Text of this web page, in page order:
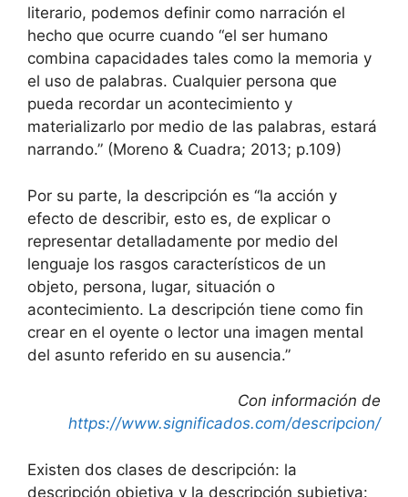
literario, podemos definir como narración el
hecho que ocurre cuando “el ser humano
combina capacidades tales como la memoria y
el uso de palabras. Cualquier persona que
pueda recordar un acontecimiento y
materializarlo por medio de las palabras, estará
narrando.” (Moreno & Cuadra; 2013; p.109)
Por su parte, la descripción es “la acción y
efecto de describir, esto es, de explicar o
representar detalladamente por medio del
lenguaje los rasgos característicos de un
objeto, persona, lugar, situación o
acontecimiento. La descripción tiene como fin
crear en el oyente o lector una imagen mental
del asunto referido en su ausencia.”
Con información de
https://www.significados.com/descripcion/
Existen dos clases de descripción: la
descripción objetiva y la descripción subjetiva: